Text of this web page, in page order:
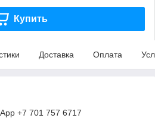
Купить
Доставка Оплата
+7 701 757 6717